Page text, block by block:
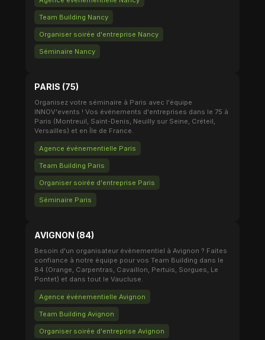
Team Building Nancy
Organiser soirée d'entreprise Nancy
Séminaire Nancy
PARIS (75)
Organisez votre séminaire à Paris avec l'équipe
INNOV'events ! Vos événements d'entreprises dans le 75 à
Paris (Montreuil, Saint-Denis, Neuilly sur Seine, Créteil,
Versailles) et en Île de France.
Agence événementielle Paris
Team Building Paris
Organiser soirée d'entreprise Paris
Séminaire Paris
AVIGNON (84)
Besoin d'un organisateur évènementiel à Avignon ? Faites
confiance à notre équipe pour vos Team Building dans le
84 (Orange, Carpentras, Cavaillon, Pertuis, Sorgues, Le
Pontet) et dans tout le Vaucluse.
Agence événementielle Avignon
Team Building Avignon
Organiser soirée d'entreprise Avignon